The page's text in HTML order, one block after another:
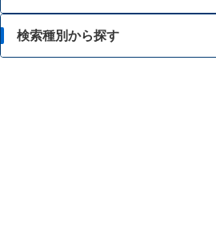
かぜ薬
検索種別から探す